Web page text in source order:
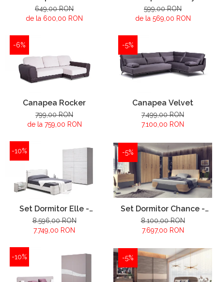
649,00 RON
de la 600,00 RON
599,00 RON
de la 569,00 RON
-6%
Canapea Rocker
799,00 RON
de la 759,00 RON
-5%
Canapea Velvet
7.499,00 RON
7.100,00 RON
-10%
Set Dormitor Elle -
configuratie propusa:
8.596,00 RON
7.749,00 RON
-5%
Set Dormitor Chance -
configuratie propusa:
8.100,00 RON
7.697,00 RON
-10% -5%